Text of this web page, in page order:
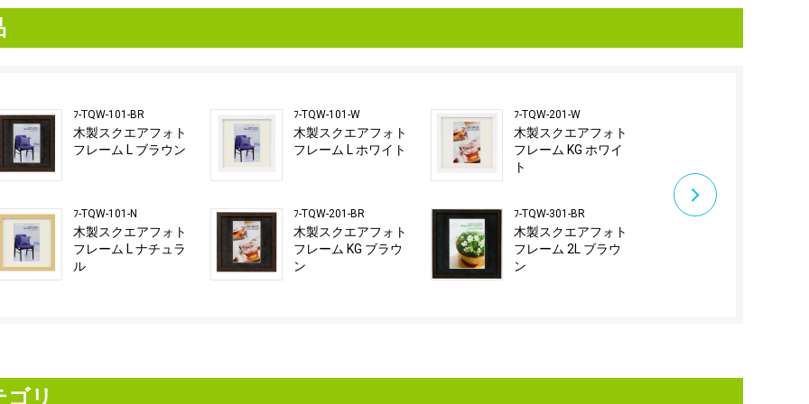
ﾌ-TQW-101-BR
木製スクエアフォト
フレーム L ブラウン
ﾌ-TQW-101-N
木製スクエアフォト
フレーム L ナチュラ
ル
ﾌ-TQW-101-W
木製スクエアフォト
フレーム L ホワイト
ﾌ-TQW-201-BR
木製スクエアフォト
フレーム KG ブラウ
ン
ﾌ-TQW-201-W
木製スクエアフォト
フレーム KG ホワイ
ト
ﾌ-TQW-301-BR
木製スクエアフォト
フレーム 2L ブラウ
ン
リ